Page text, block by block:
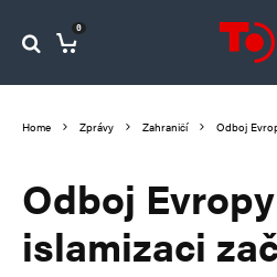
0
Home Zprávy Zahraničí Odboj
Odboj
islamizaci